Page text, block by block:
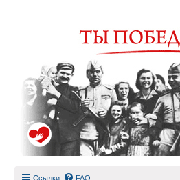
Ссылки FAQ